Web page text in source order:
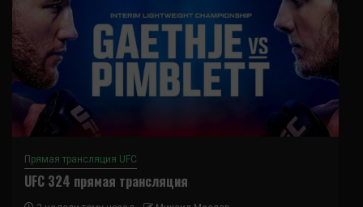
Прямая трансляция UFC
UFC 324 прямая трансляция